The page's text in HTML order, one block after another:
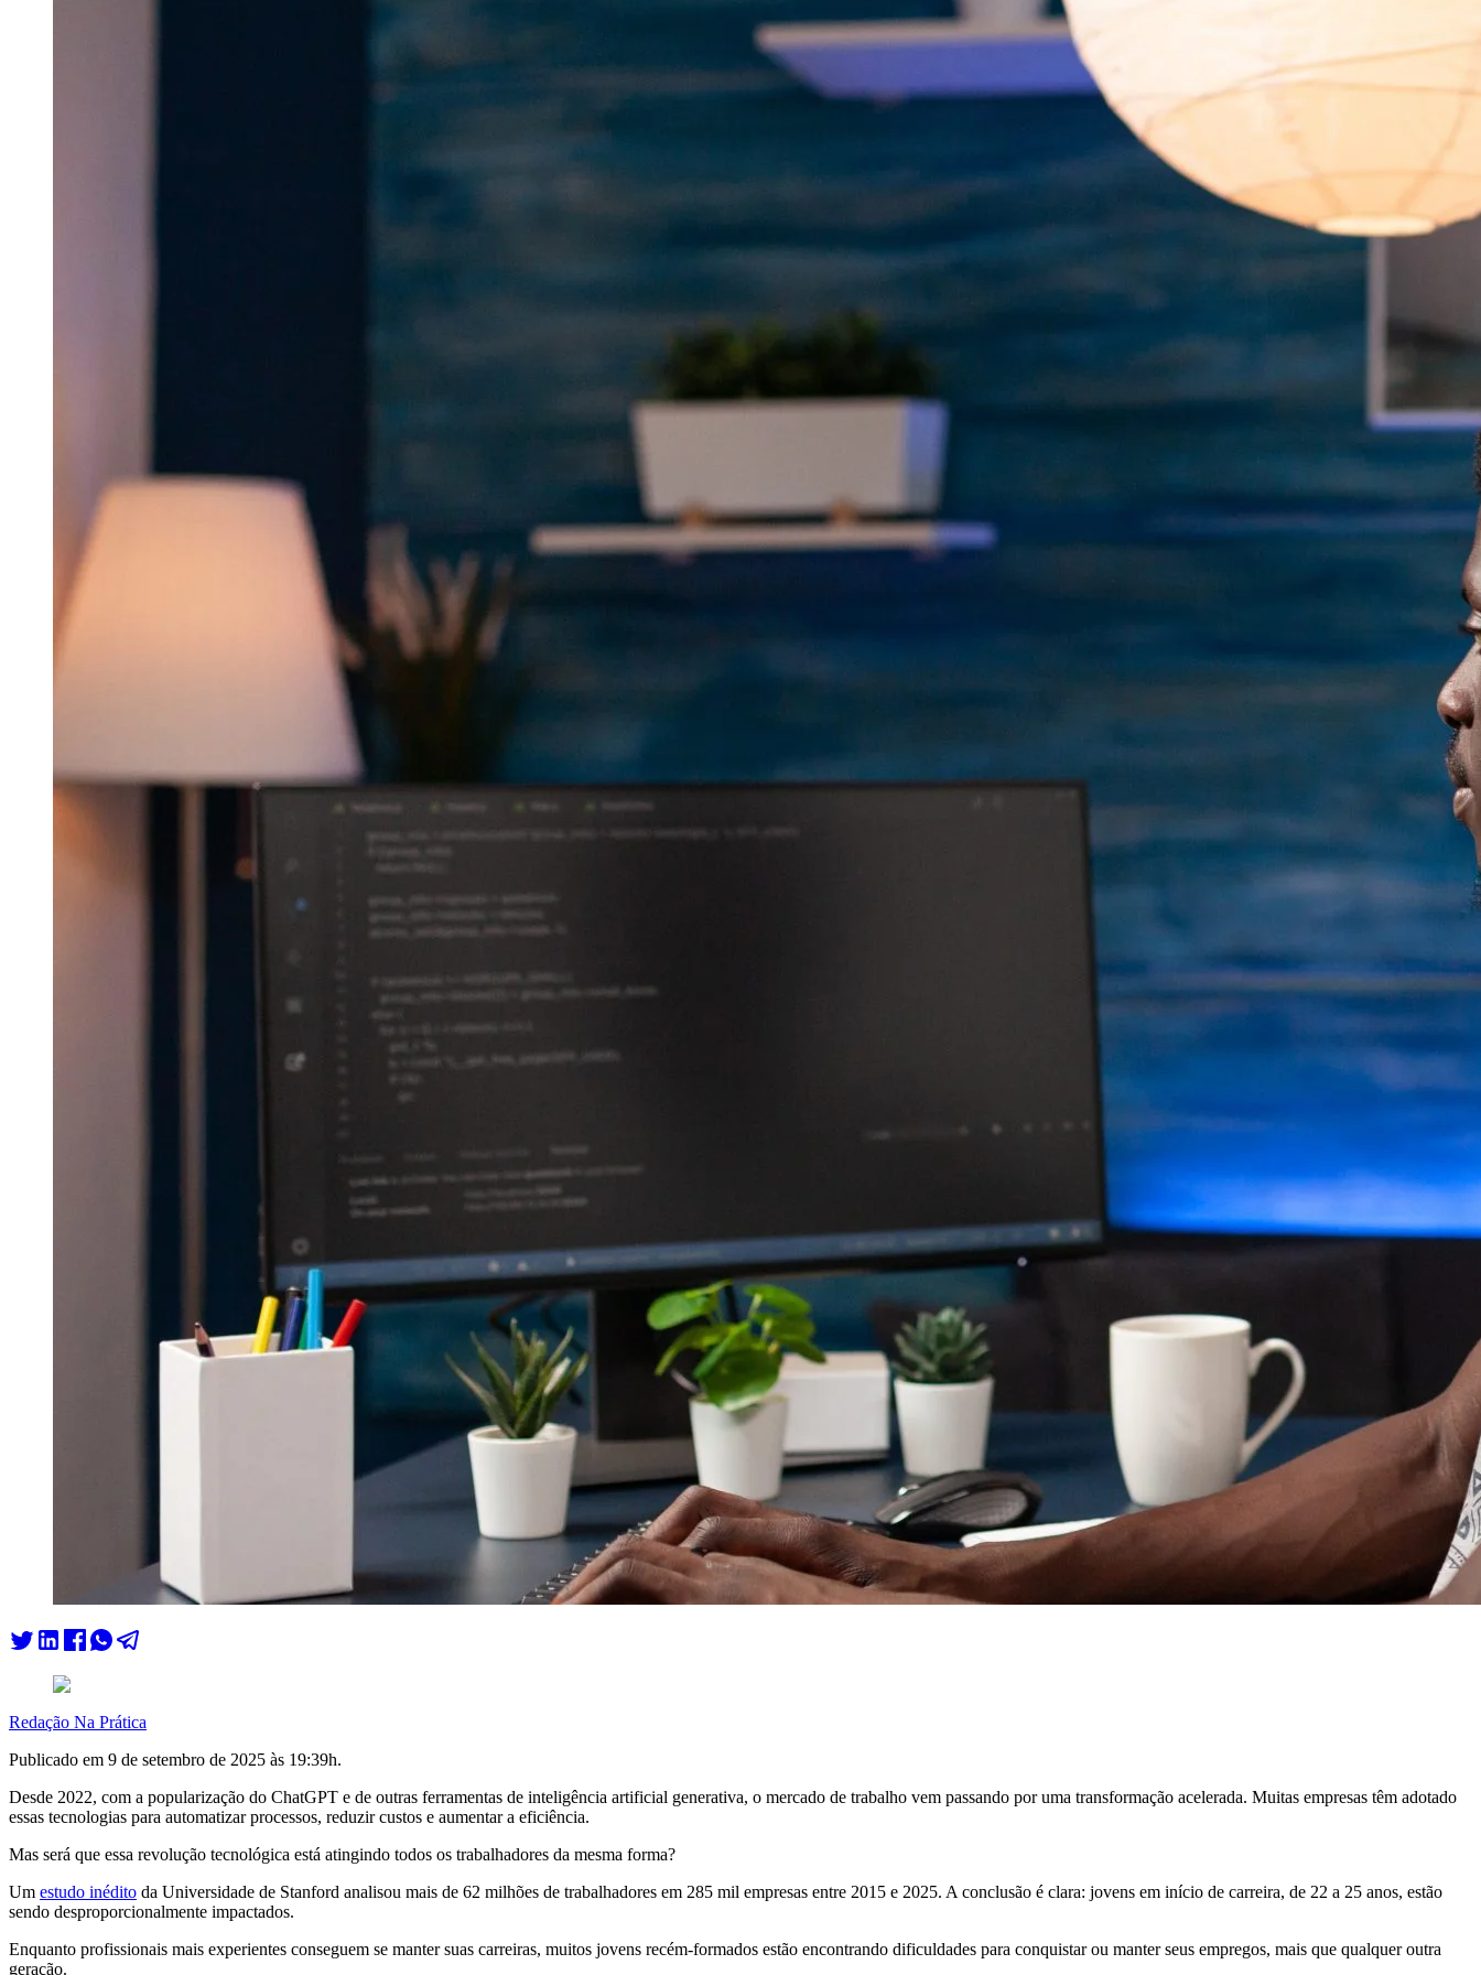
Redação Na Prática
Publicado em 9 de setembro de 2025 às 19:39h.
Desde 2022, com a popularização do ChatGPT e de outras ferramentas de inteligência artificial generativa, o mercado de trabalho vem passando por uma transformação acelerada. Muitas empresas têm adotado
essas tecnologias para automatizar processos, reduzir custos e aumentar a eficiência.
Mas será que essa revolução tecnológica está atingindo todos os trabalhadores da mesma forma?
Um estudo inédito da Universidade de Stanford analisou mais de 62 milhões de trabalhadores em 285 mil empresas entre 2015 e 2025. A conclusão é clara: jovens em início de carreira, de 22 a 25 anos, estão
sendo desproporcionalmente impactados.
Enquanto profissionais mais experientes conseguem se manter suas carreiras, muitos jovens recém-formados estão encontrando dificuldades para conquistar ou manter seus empregos, mais que qualquer outra
geração.